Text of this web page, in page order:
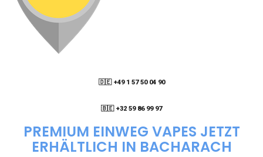
🇩🇪 +49 1 57 50 04 90
🇧🇪 +32 59 86 99 97
PREMIUM EINWEG VAPES JETZT
ERHÄLTLICH IN BACHARACH